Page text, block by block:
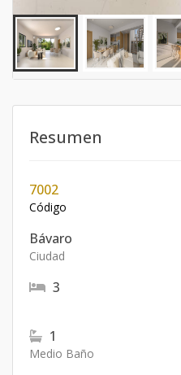
Resumen
7002
Código
Bávaro
Ciudad
3
1
Medio Baño